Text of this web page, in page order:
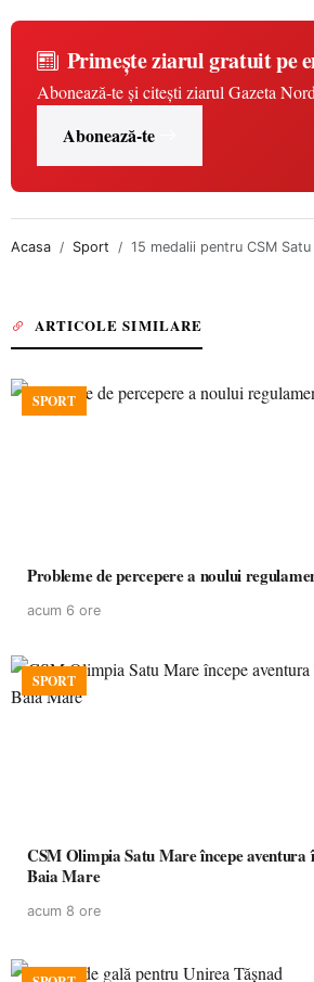
Primește ziarul gratuit pe
Abonează-te și citești ziarul Gazeta
Abonează-te
Acasa Sport 15 medalii pentru CSM
ARTICOLE SIMILARE
SPORT
Probleme de percepere a noului
acum 6 ore
SPORT
CSM Olimpia Satu Mare începe aventura în Cupa României la
Baia Mare
acum 8 ore